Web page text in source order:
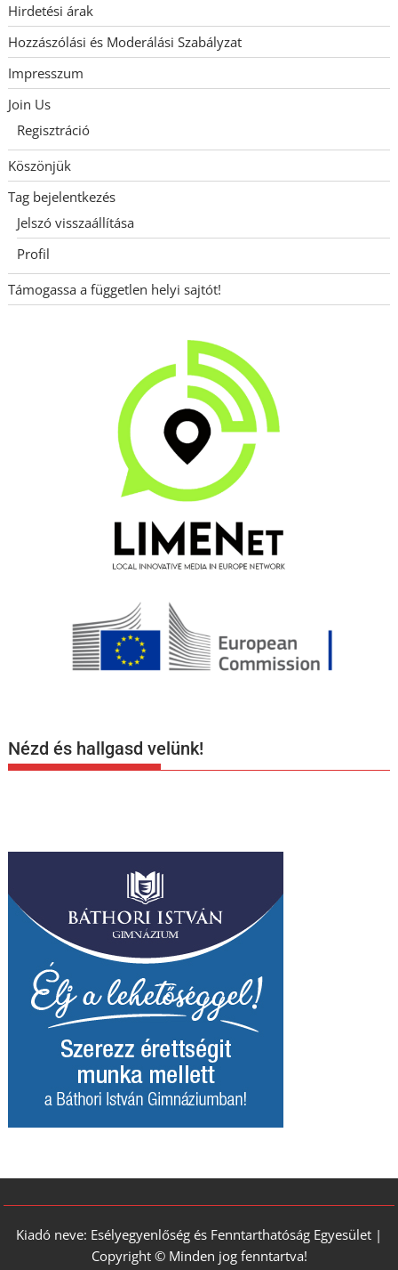
Hirdetési árak
Hozzászólási és Moderálási Szabályzat
Impresszum
Join Us
Regisztráció
Köszönjük
Tag bejelentkezés
Jelszó visszaállítása
Profil
Támogassa a független helyi sajtót!
Nézd és hallgasd velünk!
Kiadó neve: Esélyegyenlőség és Fenntarthatóság Egyesület |
Copyright © Minden jog fenntartva!